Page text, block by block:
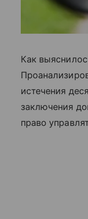
Как
истечения
заключения
право